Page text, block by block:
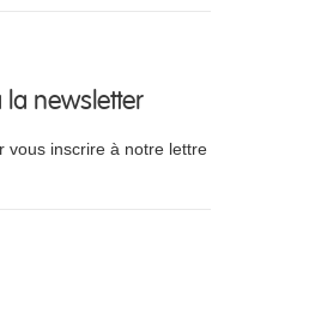
la newsletter
vous inscrire à notre lettre